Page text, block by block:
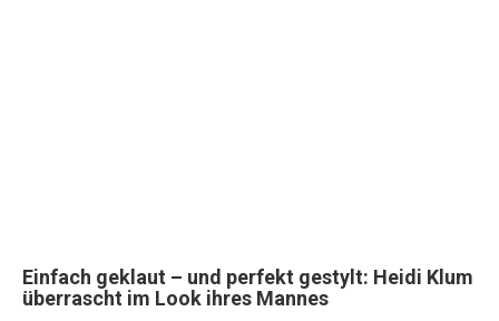
Einfach geklaut – und perfekt gestylt: Heidi Klum
überrascht im Look ihres Mannes